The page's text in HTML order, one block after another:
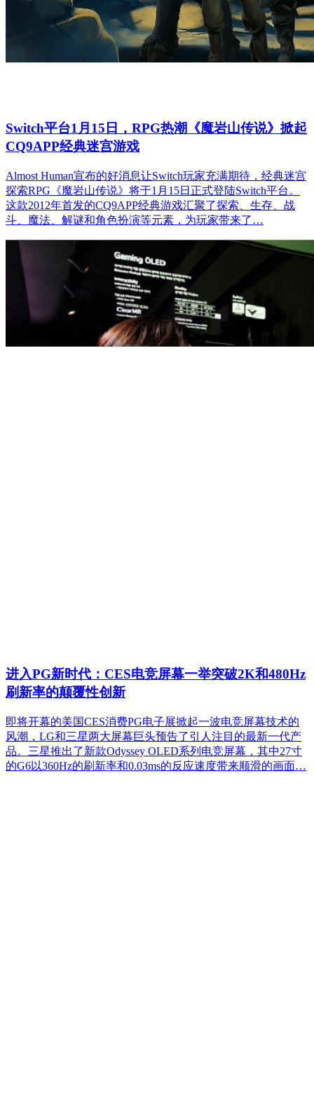
Switch平台1月15日，RPG热潮《魔岩山传说》掀起
CQ9APP经典迷宫游戏
Almost Human宣布的好消息让Switch玩家充满期待，经典迷宫
探索RPG《魔岩山传说》将于1月15日正式登陆Switch平台。
这款2012年首发的CQ9APP经典游戏汇聚了探索、生存、战
斗、魔法、解谜和角色扮演等元素，为玩家带来了…
进入PG新时代：CES电竞屏幕一举突破2K和480Hz
刷新率的颠覆性创新
即将开幕的美国CES消费PG电子展掀起一波电竞屏幕技术的
风潮，LG和三星两大屏幕巨头预告了引人注目的最新一代产
品。三星推出了新款Odyssey OLED系列电竞屏幕，其中27寸
的G6以360Hz的刷新率和0.03ms的反应速度带来顺滑的画面…